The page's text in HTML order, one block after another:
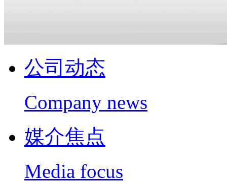
公司动态
Company news
媒介焦点
Media focus